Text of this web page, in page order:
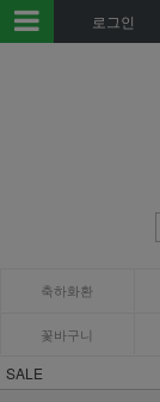
로그인
축하화환
꽃바구니
SALE